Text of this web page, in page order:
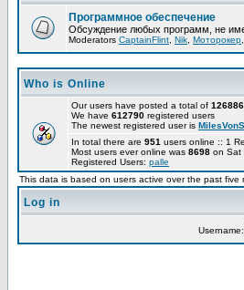
Программное обеспечение
Обсуждение любых программ, не
Moderators CaptainFlint Nik Моторокер
Who is Online
Our users have posted a total of 126886
We have 612790 registered users
The newest registered user is
In total there are 951 users online :: 1
Most users ever online was 8698 on Sat
Registered Users: palle
This data is based on users active over the past five
Log in
Username: